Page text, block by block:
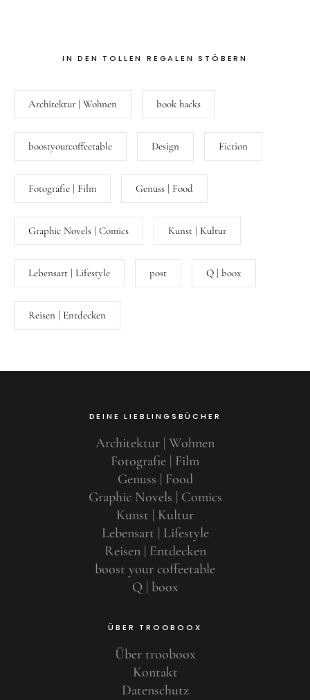
IN DEN TOLLEN REGALEN STÖBERN
Architektur | Wohnen book hacks
boostyourcoffeetable Design Fiction
Fotografie | Film Genuss | Food
Graphic Novels | Comics Kunst | Kultur
Lebensart | Lifestyle post Q | boox
Reisen | Entdecken
DEINE LIEBLINGSBÜCHER
Architektur | Wohnen
Fotografie | Film
Genuss | Food
Graphic Novels | Comics
Kunst | Kultur
Lebensart | Lifestyle
Reisen | Entdecken
boost your coffeetable
Q | boox
ÜBER TROOBOOX
Über trooboox
Kontakt
Datenschutz